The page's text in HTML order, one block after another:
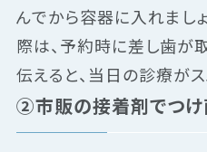
んでから容器に入れまし
際は、予約時に差し歯が
伝えると、当日の診療が
②市販の接着剤でつけ